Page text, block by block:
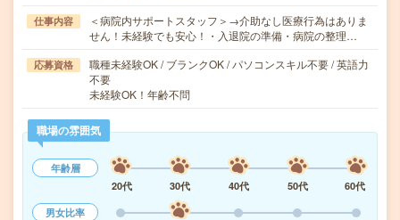
仕事内容
＜病院内サポートスタッフ＞→介助なし医療行為はありま
せん！未経験でも安心！・入退院の準備・病院の整理…
応募資格
職種未経験OK / ブランクOK / パソコンスキル不要 / 英語力
不要
未経験OK！年齢不問
職場の雰囲気
年齢層
20代
30代 40代 50代
60代
男女比率